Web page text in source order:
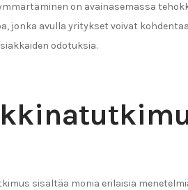
on avainasemassa
jonka avulla yritykset voivat
odotuksia.
sisältää monia erilaisia